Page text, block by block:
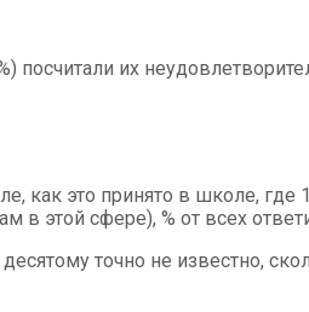
посчитали их
это принято в школе, где 1
в этой сфере), % от всех
точно не известно,